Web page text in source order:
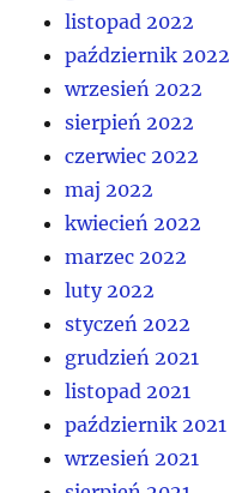
listopad 2022
październik 2022
wrzesień 2022
sierpień 2022
czerwiec 2022
maj 2022
kwiecień 2022
marzec 2022
luty 2022
styczeń 2022
grudzień 2021
listopad 2021
październik 2021
wrzesień 2021